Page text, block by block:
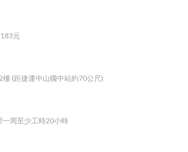
元
(距捷運中山國中站約70公尺)
一周至少工時20小時